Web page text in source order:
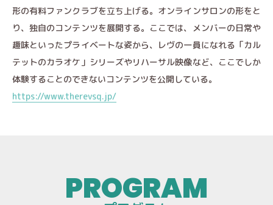
形の有料ファンクラブを立ち上げる。オンラインサロンの形をと
り、独自のコンテンツを展開する。ここでは、メンバーの日常や
趣味といったプライベートな姿から、レヴの一員になれる「カル
テットのカラオケ」シリーズやリハーサル映像など、ここでしか
体験することのできないコンテンツを公開している。
https://www.therevsq.jp/